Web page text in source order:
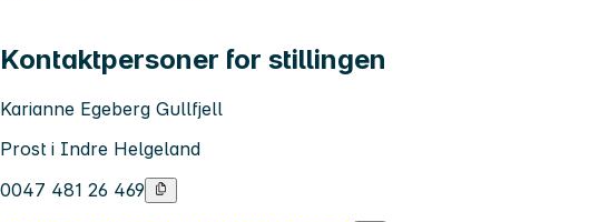
Kontaktpersoner for stillingen
Karianne Egeberg Gullfjell
Prost i Indre Helgeland
0047 481 26 469